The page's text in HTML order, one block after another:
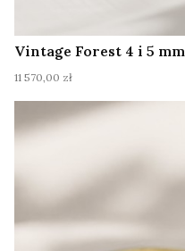
Vintage Forest 4 i 5 mm
Cena
11 570,00 zł